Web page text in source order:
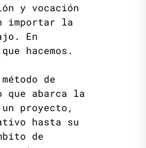
y vocación
importar la
En
hacemos.
de
que abarca la
proyecto,
hasta su
de